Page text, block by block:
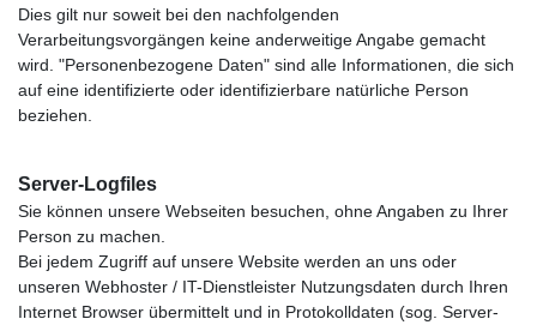
Dies gilt nur soweit bei den nachfolgenden
Verarbeitungsvorgängen keine anderweitige Angabe gemacht
wird. "Personenbezogene Daten" sind alle Informationen, die sich
auf eine identifizierte oder identifizierbare natürliche Person
beziehen.
Server-Logfiles
Sie können unsere Webseiten besuchen, ohne Angaben zu Ihrer
Person zu machen.
Bei jedem Zugriff auf unsere Website werden an uns oder
unseren Webhoster / IT-Dienstleister Nutzungsdaten durch Ihren
Internet Browser übermittelt und in Protokolldaten (sog. Server-